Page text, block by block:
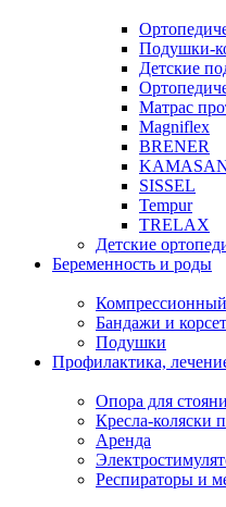
Подушки-
Детские
Матрас
Magniflex
BRENER
SISSEL
Tempur
TRELAX
Детские
Беременность и роды
Бандажи и
Подушки
Профилактика,
Опора для
Кресла-коляски
Аренда
Респираторы и